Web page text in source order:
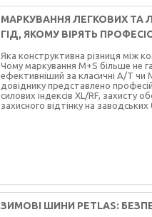
МАРКУВАННЯ ЛЕГКОВИХ ТА
ГІД, ЯКОМУ ВІРЯТЬ
Яка конструктивна різниця між
Чому маркування M+S більше не
ефективніший за класичні A/T
довіднику представлено
силових індексів XL/RF, захисту
захисного відтінку на заводських
ЗИМОВІ ШИНИ PETLAS: